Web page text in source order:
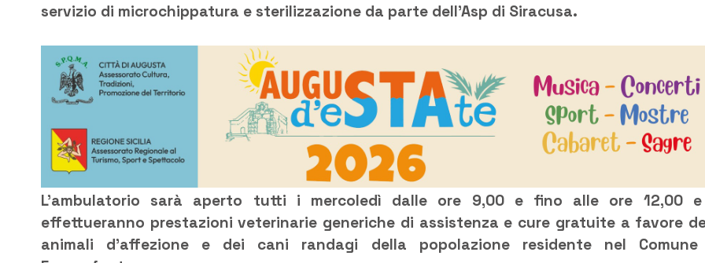
servizio di microchippatura e sterilizzazione da parte dell’Asp di Siracusa.
L’ambulatorio sarà aperto tutti i mercoledì dalle ore 9,00 e fino alle ore 12,00
effettueranno prestazioni veterinarie generiche di assistenza e cure gratuite a favore
animali d’affezione e dei cani randagi della popolazione residente nel